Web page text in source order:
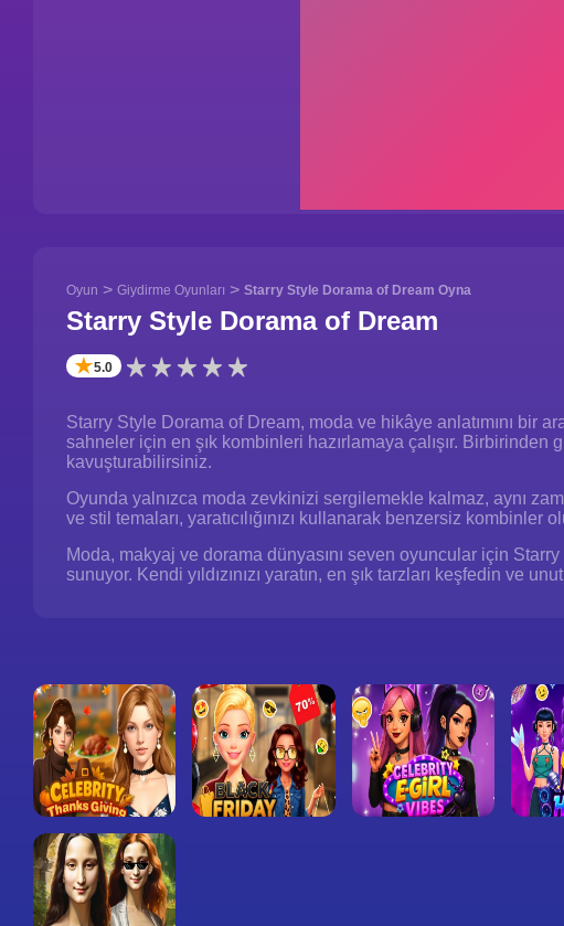
Oyun > Giydirme Oyunları > Starry Style Dorama of Dream Oyna
Starry Style Dorama of Dream
✭5.0
Starry Style Dorama of Dream, moda ve hikâye anlatımını bir
sahneler için en şık kombinleri hazırlamaya çalışır.
kavuşturabilirsiniz.
Oyunda yalnızca moda zevkinizi sergilemekle kalmaz, aynı
ve stil temaları, yaratıcılığınızı kullanarak benzersiz
Moda, makyaj ve dorama dünyasını seven oyuncular için
sunuyor. Kendi yıldızınızı yaratın, en şık tarzları keşfedin ve